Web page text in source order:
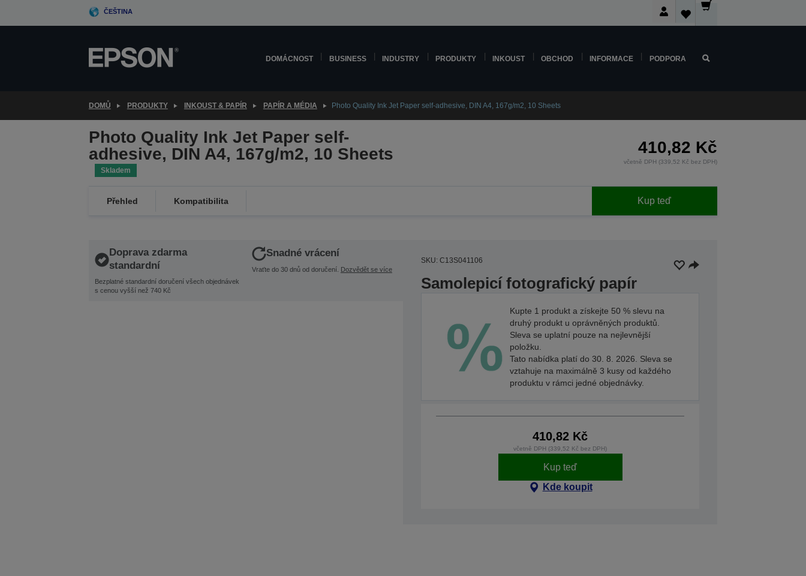
ČEŠTINA
DOMÁCNOST BUSINESS INDUSTRY PRODUKTY INKOUST OBCHOD INFORMACE PODPORA
DOMŮ PRODUKTY INKOUST & PAPÍR PAPÍR A MÉDIA Photo Quality Ink Jet Paper self-adhesive, DIN A4, 167g/m2, 10 Sheets
Photo Quality Ink Jet Paper self-
adhesive, DIN A4, 167g/m2, 10 Sheets
Skladem
410,82 Kč
včetně DPH (339,52 Kč bez DPH)
Přehled Kompatibilita Kup teď
Doprava zdarma
standardní
Bezplatné standardní doručení všech objednávek
s cenou vyšší než 740 Kč
Snadné vrácení
Vraťte do 30 dnů od doručení. Dozvědět se více
SKU: C13S041106
Samolepicí fotografický papír
Kupte 1 produkt a získejte 50 % slevu na
druhý produkt u oprávněných produktů.
Sleva se uplatní pouze na nejlevnější
položku.
Tato nabídka platí do 30. 8. 2026. Sleva se
vztahuje na maximálně 3 kusy od každého
produktu v rámci jedné objednávky.
410,82 Kč
včetně DPH (339,52 Kč bez DPH)
Kup teď
Kde koupit